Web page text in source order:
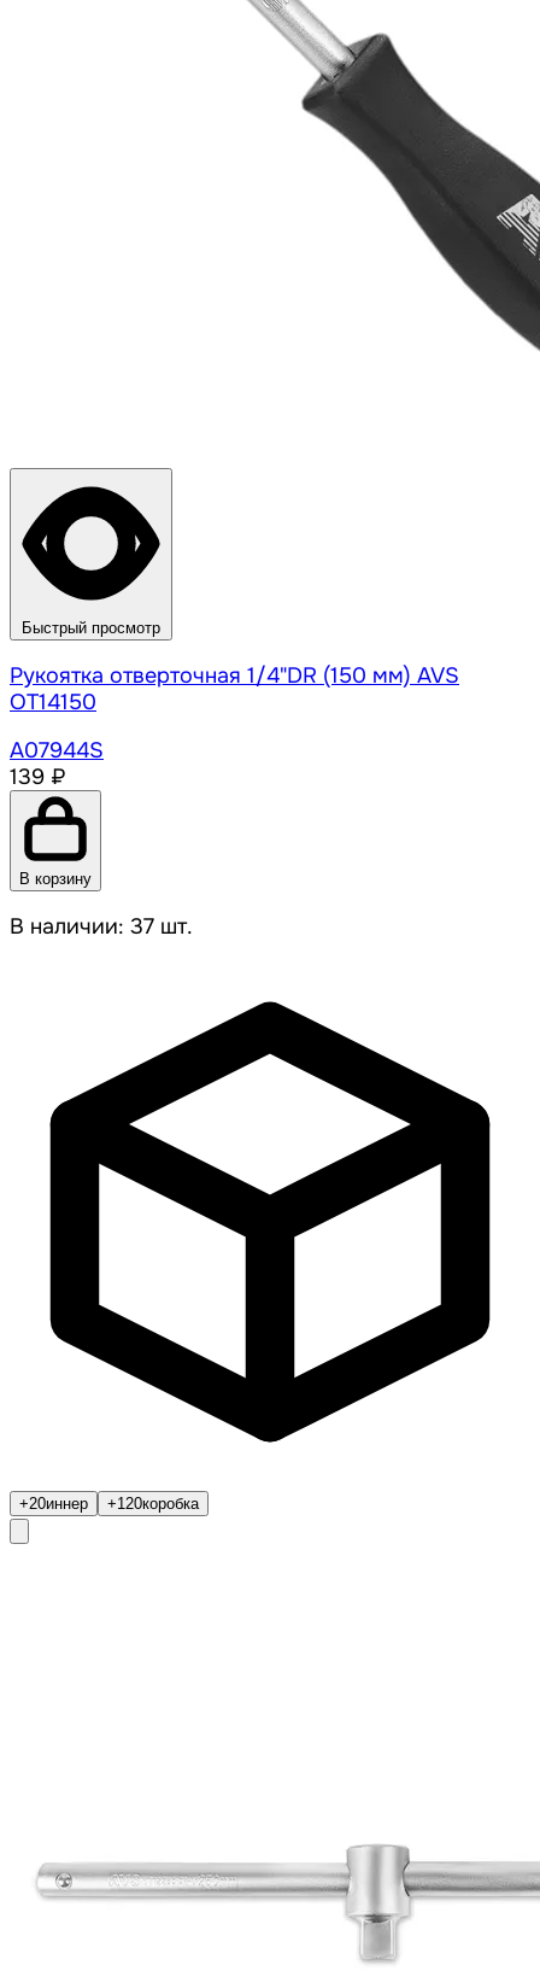
Быстрый просмотр
Рукоятка отверточная 1/4"DR (150 мм) AVS
OT14150
A07944S
139 ₽
В корзину
В наличии: 37 шт.
+20иннер +120коробка